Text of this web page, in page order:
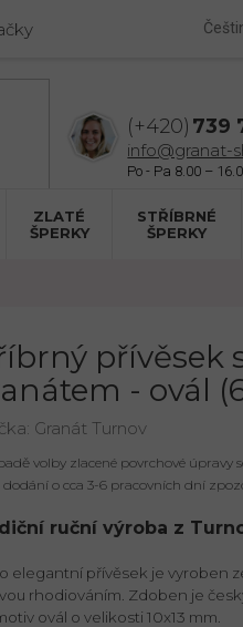
739
info@granat-
ZLATÉ
ŠPERKY
STŘÍBRNÉ
ŠPERKY
přívěsek
- ovál
Granát Turnov
volby zlacené povrchové úpravy
o cca 3-6 pracovních dní
ruční výroba z
elegantní přívěsek je vyroben
rhodiováním. Zdoben je
ovál o velikosti 10x13 mm.